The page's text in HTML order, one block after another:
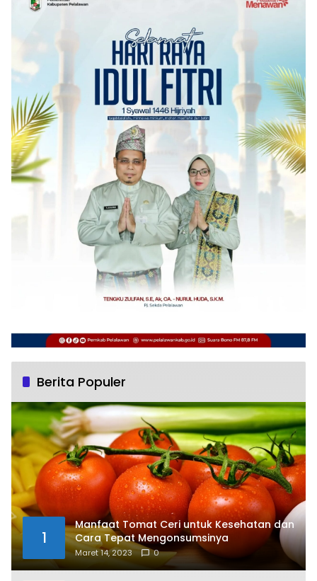
Berita Populer
1
Manfaat Tomat Ceri untuk Kesehatan dan
Cara Tepat Mengonsumsinya
Maret 14, 2023 0